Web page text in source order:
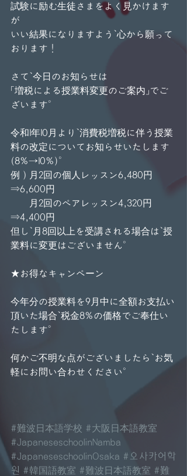
試験に励む生徒さまをよく見かけます
が
いい結果になりますよう、心から願って
おります！
さて、今日のお知らせは
「増税による授業料変更のご案内」でご
ざいます。
令和1年10月より、消費税増税に伴う授業
料の改定についてお知らせいたします
(8%→10%)。
例）月2回の個人レッスン6,480円
⇒6,600円
月2回のペアレッスン4,320円
⇒4,400円
但し、月8回以上を受講される場合は、授
業料に変更はございません。
★お得なキャンペーン
今年分の授業料を9月中に全額お支払い
頂いた場合、税金8%の価格でご奉仕い
たします。
何かご不明な点がございましたら、お気
軽にお問い合わせください。
#難波日本語学校 #大阪日本語教室
#JapaneseschoolinNamba
#JapaneseschoolinOsaka #오사카어학
원 #韓国語教室 #難波日本語教室 #難